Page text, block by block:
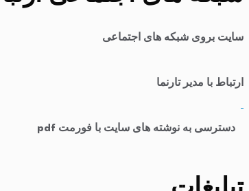
سایت بروی شبکه های اجتماعی
ارتباط با مدیر تارنما
دسترسی به نوشته های سایت با فورمت pdf